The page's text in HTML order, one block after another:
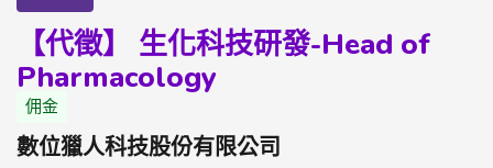
【代徵】 生化科技研發-Head of
Pharmacology
佣金
數位獵人科技股份有限公司